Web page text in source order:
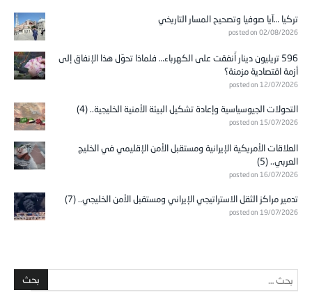
تركيا …آيا صوفيا وتصحيح المسار التاريخي
posted on 02/08/2026
596 تريليون دينار أُنفقت على الكهرباء… فلماذا تحوّل هذا الإنفاق إلى
أزمة اقتصادية مزمنة؟
posted on 12/07/2026
التحولات الجيوسياسية وإعادة تشكيل البيئة الأمنية الخليجية.. (4)
posted on 15/07/2026
العلاقات الأمريكية الإيرانية ومستقبل الأمن الإقليمي في الخليج
العربي.. (5)
posted on 16/07/2026
تدمير مراكز الثقل الاستراتيجي الإيراني ومستقبل الأمن الخليجي.. (7)
posted on 19/07/2026